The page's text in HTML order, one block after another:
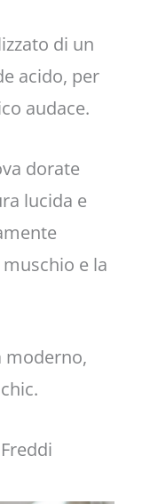
di un
acido, per
audace.
dorate
lucida e
e la
moderno,